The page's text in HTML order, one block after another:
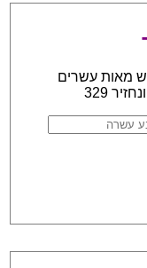
מאות עשרים
329